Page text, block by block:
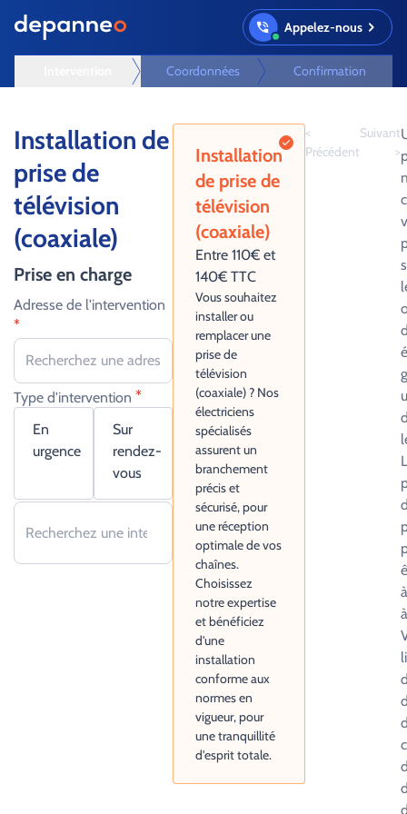
Coordonnées Confirmation
Appelez-nous
Installation de
prise de
télévision
(coaxiale)
Prise en charge
Adresse de l'intervention
*
Type d'intervention *
En
urgence
Sur
rendez-
vous
Installation
de prise de
télévision
(coaxiale)
Entre 110€ et
140€ TTC
Vous souhaitez
installer ou
remplacer une
prise de
télévision
(coaxiale) ? Nos
électriciens
spécialisés
assurent un
branchement
précis et
sécurisé, pour
une réception
optimale de vos
chaînes.
Choisissez
notre expertise
et bénéficiez
d'une
installation
conforme aux
normes en
vigueur, pour
une tranquillité
d'esprit totale.
<
Précédent
Suivant
>